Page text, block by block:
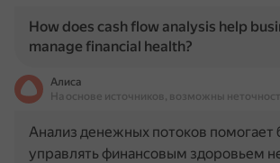
How does cash flow analysis help
manage financial health?
Алиса
На основе источников, возможны
Анализ денежных потоков помогает
управлять финансовым здоровьем